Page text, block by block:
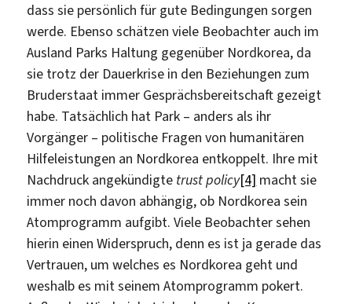
dass sie persönlich für gute Bedingungen sorgen
werde. Ebenso schätzen viele Beobachter auch im
Ausland Parks Haltung gegenüber Nordkorea, da
sie trotz der Dauerkrise in den Beziehungen zum
Bruderstaat immer Gesprächsbereitschaft gezeigt
habe. Tatsächlich hat Park – anders als ihr
Vorgänger – politische Fragen von humanitären
Hilfeleistungen an Nordkorea entkoppelt. Ihre mit
Nachdruck angekündigte trust policy[4] macht sie
immer noch davon abhängig, ob Nordkorea sein
Atomprogramm aufgibt. Viele Beobachter sehen
hierin einen Widerspruch, denn es ist ja gerade das
Vertrauen, um welches es Nordkorea geht und
weshalb es mit seinem Atomprogramm pokert.